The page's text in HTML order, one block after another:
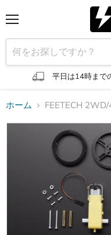
ニ
ュ
ー
平日は14時まで
ホーム FEETECH